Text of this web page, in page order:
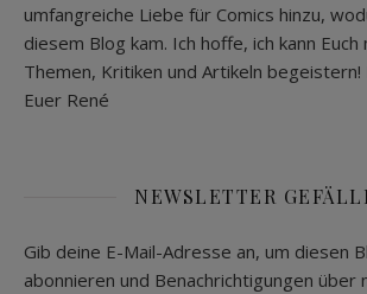
umfangreiche Liebe für Comics hinzu,
diesem Blog kam. Ich hoffe, ich kann
Themen, Kritiken und Artikeln
Euer René
NEWSLETTER
Gib deine E-Mail-Adresse an, um diesen
abonnieren und Benachrichtigungen über